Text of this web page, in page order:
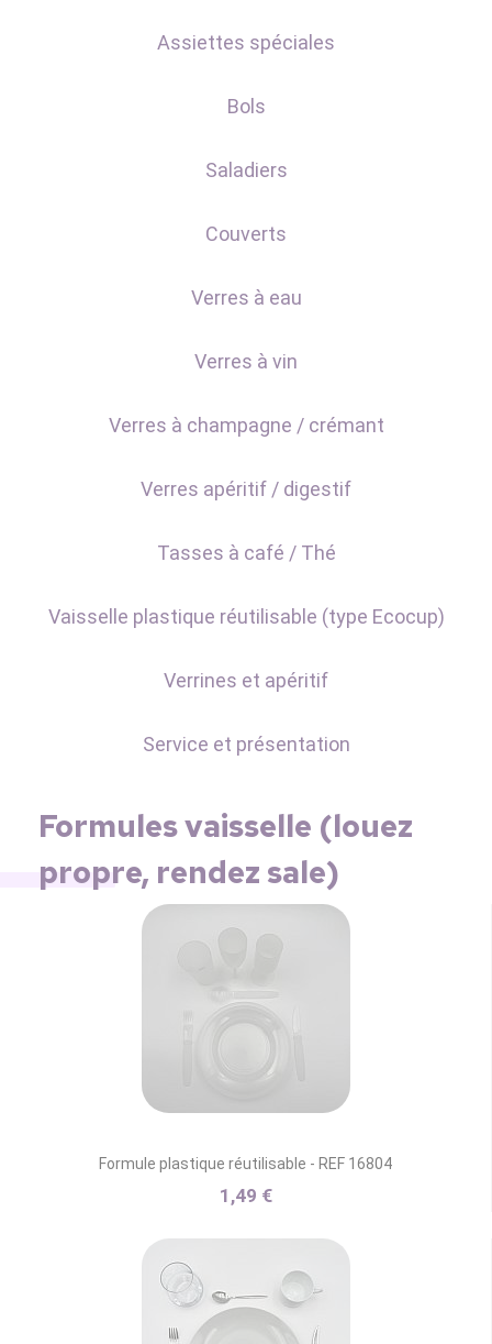
Assiettes spéciales
Bols
Saladiers
Couverts
Verres à eau
Verres à vin
Verres à champagne / crémant
Verres apéritif / digestif
Tasses à café / Thé
Vaisselle plastique réutilisable (type Ecocup)
Verrines et apéritif
Service et présentation
Formules vaisselle (louez
propre, rendez sale)
Formule plastique réutilisable - REF 16804
1,49 €